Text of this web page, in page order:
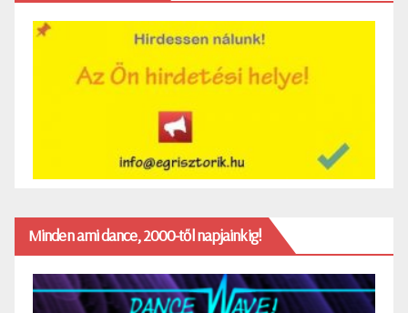
Minden ami dance, 2000-től napjainkig!